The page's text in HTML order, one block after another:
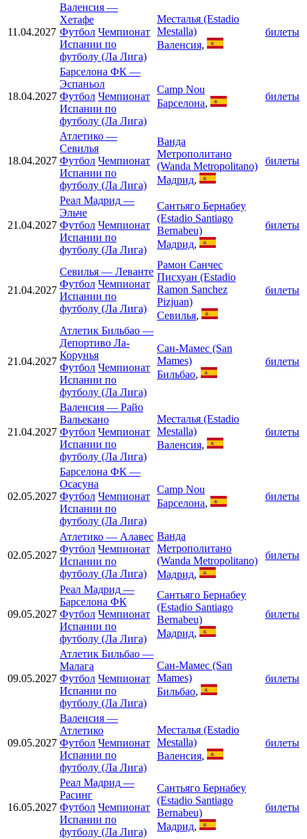
11.04.2027
Валенсия —
Хетафе
Футбол Чемпионат
Испании по
футболу (Ла Лига)
Месталья (Estadio
Mestalla)
Валенсия,
билеты
18.04.2027
Барселона ФК —
Эспаньол
Футбол Чемпионат
Испании по
футболу (Ла Лига)
Camp Nou
Барселона,
билеты
18.04.2027
Атлетико —
Севилья
Футбол Чемпионат
Испании по
футболу (Ла Лига)
Ванда
Метрополитано
(Wanda Metropolitano)
Мадрид,
билеты
21.04.2027
Реал Мадрид —
Эльче
Футбол Чемпионат
Испании по
футболу (Ла Лига)
Сантьяго Бернабеу
(Estadio Santiago
Bernabeu)
Мадрид,
билеты
21.04.2027
Севилья — Леванте
Футбол Чемпионат
Испании по
футболу (Ла Лига)
Рамон Санчес
Писхуан (Estadio
Ramon Sanchez
Pizjuan)
Севилья,
билеты
21.04.2027
Атлетик Бильбао —
Депортиво Ла-
Корунья
Футбол Чемпионат
Испании по
футболу (Ла Лига)
Сан-Мамес (San
Mames)
Бильбао,
билеты
21.04.2027
Валенсия — Райо
Вальекано
Футбол Чемпионат
Испании по
футболу (Ла Лига)
Месталья (Estadio
Mestalla)
Валенсия,
билеты
02.05.2027
Барселона ФК —
Осасуна
Футбол Чемпионат
Испании по
футболу (Ла Лига)
Camp Nou
Барселона,
билеты
02.05.2027
Атлетико — Алавес
Футбол Чемпионат
Испании по
футболу (Ла Лига)
Ванда
Метрополитано
(Wanda Metropolitano)
Мадрид,
билеты
09.05.2027
Реал Мадрид —
Барселона ФК
Футбол Чемпионат
Испании по
футболу (Ла Лига)
Сантьяго Бернабеу
(Estadio Santiago
Bernabeu)
Мадрид,
билеты
09.05.2027
Атлетик Бильбао —
Малага
Футбол Чемпионат
Испании по
футболу (Ла Лига)
Сан-Мамес (San
Mames)
Бильбао,
билеты
09.05.2027
Валенсия —
Атлетико
Футбол Чемпионат
Испании по
футболу (Ла Лига)
Месталья (Estadio
Mestalla)
Валенсия,
билеты
16.05.2027
Реал Мадрид —
Расинг
Футбол Чемпионат
Испании по
футболу (Ла Лига)
Сантьяго Бернабеу
(Estadio Santiago
Bernabeu)
Мадрид,
билеты